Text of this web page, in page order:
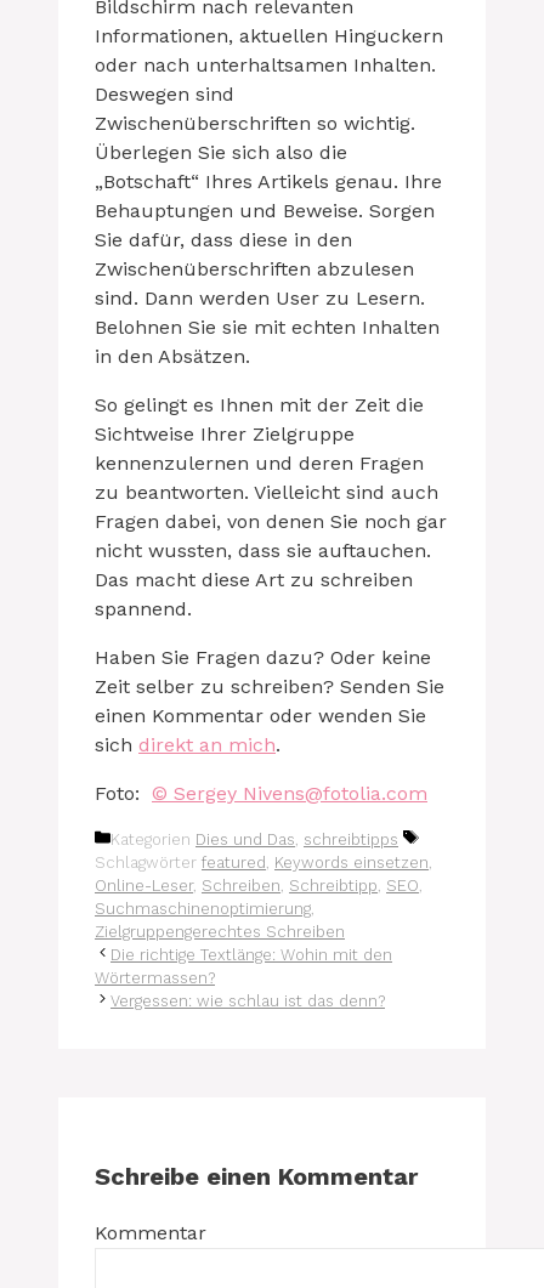
Bildschirm nach relevanten
Informationen, aktuellen Hinguckern
oder nach unterhaltsamen Inhalten.
Deswegen sind
Zwischenüberschriften so wichtig.
Überlegen Sie sich also die
„Botschaft“ Ihres Artikels genau. Ihre
Behauptungen und Beweise. Sorgen
Sie dafür, dass diese in den
Zwischenüberschriften abzulesen
sind. Dann werden User zu Lesern.
Belohnen Sie sie mit echten Inhalten
in den Absätzen.
So gelingt es Ihnen mit der Zeit die
Sichtweise Ihrer Zielgruppe
kennenzulernen und deren Fragen
zu beantworten. Vielleicht sind auch
Fragen dabei, von denen Sie noch gar
nicht wussten, dass sie auftauchen.
Das macht diese Art zu schreiben
spannend.
Haben Sie Fragen dazu? Oder keine
Zeit selber zu schreiben? Senden Sie
einen Kommentar oder wenden Sie
sich direkt an mich.
Foto: © Sergey Nivens@fotolia.com
Kategorien Dies und Das schreibtipps
Schlagwörter featured Keywords einsetzen
Online-Leser, Schreiben Schreibtipp SEO
Suchmaschinenoptimierung
Zielgruppengerechtes Schreiben
Die richtige Textlänge: Wohin mit den
Wörtermassen?
Vergessen: wie schlau ist das denn?
Schreibe einen Kommentar
Kommentar